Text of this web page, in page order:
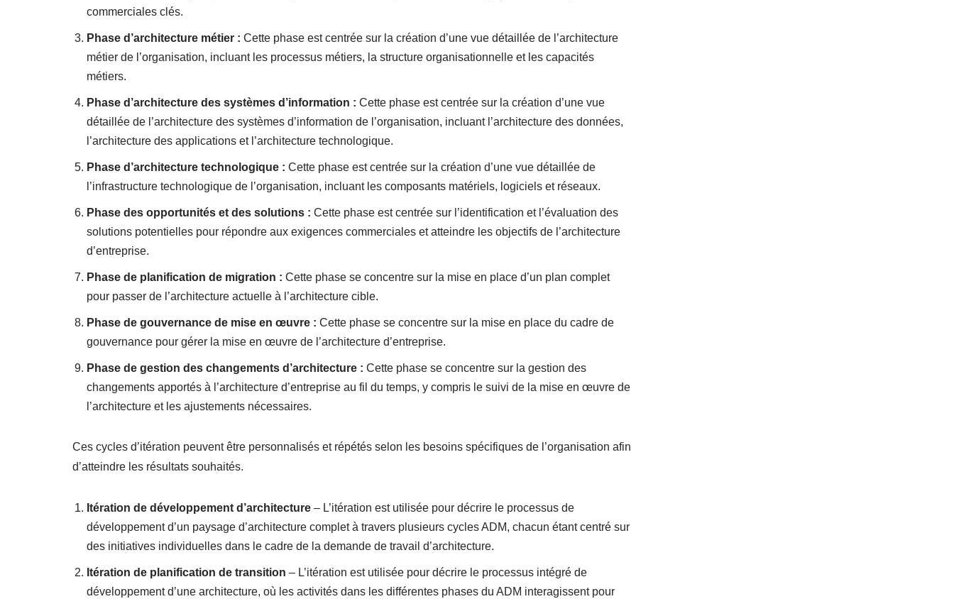
commerciales clés.
Phase d’architecture métier : Cette phase est centrée sur la création d’une vue détaillée de l’architecture
métier de l’organisation, incluant les processus métiers, la structure organisationnelle et les capacités
métiers.
Phase d’architecture des systèmes d’information : Cette phase est centrée sur la création d’une vue
détaillée de l’architecture des systèmes d’information de l’organisation, incluant l’architecture des données,
l’architecture des applications et l’architecture technologique.
Phase d’architecture technologique : Cette phase est centrée sur la création d’une vue détaillée de
l’infrastructure technologique de l’organisation, incluant les composants matériels, logiciels et réseaux.
Phase des opportunités et des solutions : Cette phase est centrée sur l’identification et l’évaluation des
solutions potentielles pour répondre aux exigences commerciales et atteindre les objectifs de l’architecture
d’entreprise.
Phase de planification de migration : Cette phase se concentre sur la mise en place d’un plan complet
pour passer de l’architecture actuelle à l’architecture cible.
Phase de gouvernance de mise en œuvre : Cette phase se concentre sur la mise en place du cadre de
gouvernance pour gérer la mise en œuvre de l’architecture d’entreprise.
Phase de gestion des changements d’architecture : Cette phase se concentre sur la gestion des
changements apportés à l’architecture d’entreprise au fil du temps, y compris le suivi de la mise en œuvre de
l’architecture et les ajustements nécessaires.
Ces cycles d’itération peuvent être personnalisés et répétés selon les besoins spécifiques de l’organisation afin
d’atteindre les résultats souhaités.
Itération de développement d’architecture – L’itération est utilisée pour décrire le processus de
développement d’un paysage d’architecture complet à travers plusieurs cycles ADM, chacun étant centré sur
des initiatives individuelles dans le cadre de la demande de travail d’architecture.
Itération de planification de transition – L’itération est utilisée pour décrire le processus intégré de
développement d’une architecture, où les activités dans les différentes phases du ADM interagissent pour